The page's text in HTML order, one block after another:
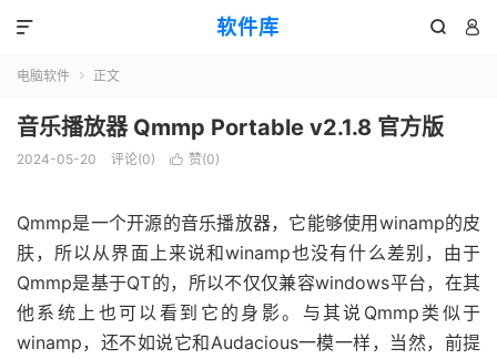
软件库  

电脑软件  正文
音乐播放器 Qmmp Portable v2.1.8 官方版
2024-05-20 评论(0)  赞(0)
Qmmp是一个开源的音乐播放器，它能够使用winamp的皮
肤，所以从界面上来说和winamp也没有什么差别，由于
Qmmp是基于QT的，所以不仅仅兼容windows平台，在其
他系统上也可以看到它的身影。与其说Qmmp类似于
winamp，还不如说它和Audacious一模一样，当然，前提